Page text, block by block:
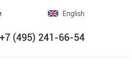
English
+7 (495) 241-66-54